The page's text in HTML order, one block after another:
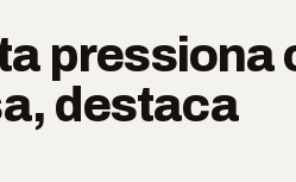
pressiona
destaca